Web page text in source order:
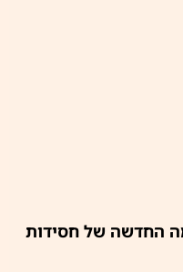
החדשה של חסידות